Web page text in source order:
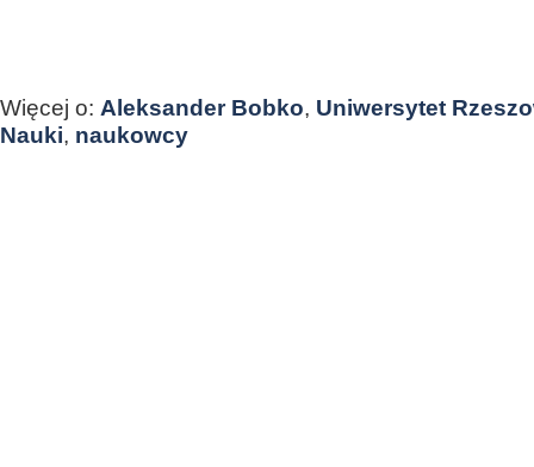
Więcej o: Aleksander Bobko, Uniwersytet
Nauki, naukowcy